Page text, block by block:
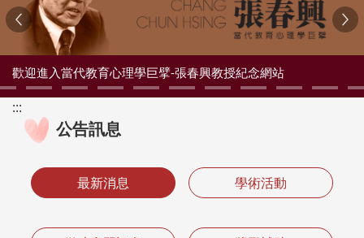
歡迎進入當代教育心理學巨擘-張春興教授紀念網站
Previous
:::
公告訊息
最新消息 學術活動